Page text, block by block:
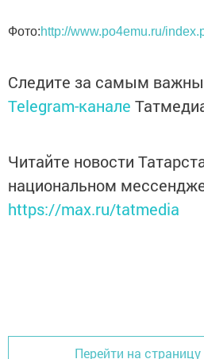
Фото:http://www.po4emu.ru/
Следите за самым
Telegram-канале
Читайте новости
национальном
https://max.ru/tatmedia
Перейти на